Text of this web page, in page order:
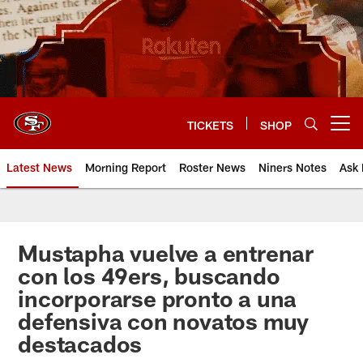
Skip
to
main
content
TICKETS SHOP
Latest News Morning Report Roster News Niners Notes Ask
Mustapha vuelve a entrenar
con los 49ers, buscando
incorporarse pronto a una
defensiva con novatos muy
destacados